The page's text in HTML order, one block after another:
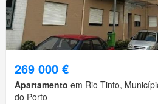
269 000 €
Apartamento em Rio Tinto,
do Porto